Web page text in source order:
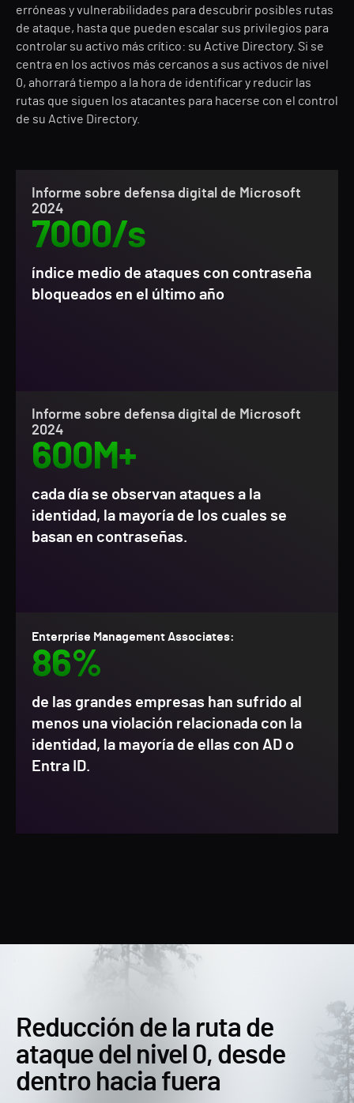
erróneas y vulnerabilidades para descubrir posibles rutas
de ataque, hasta que pueden escalar sus privilegios para
controlar su activo más crítico: su Active Directory. Si se
centra en los activos más cercanos a sus activos de nivel
0, ahorrará tiempo a la hora de identificar y reducir las
rutas que siguen los atacantes para hacerse con el control
de su Active Directory.
Informe sobre defensa digital de Microsoft
2024
7000/s
índice medio de ataques con contraseña
bloqueados en el último año
Informe sobre defensa digital de Microsoft
2024
600M+
cada día se observan ataques a la
identidad, la mayoría de los cuales se
basan en contraseñas.
Enterprise Management Associates:
86%
de las grandes empresas han sufrido al
menos una violación relacionada con la
identidad, la mayoría de ellas con AD o
Entra ID.
Reducción de la ruta de
ataque del nivel 0, desde
dentro hacia fuera